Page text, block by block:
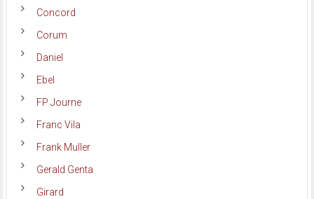
Concord
Corum
Daniel
Ebel
FP Journe
Franc Vila
Frank Muller
Gerald Genta
Girard